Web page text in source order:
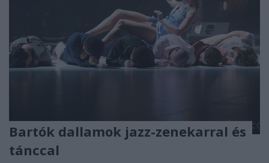
Bartók dallamok jazz-zenekarral és
tánccal